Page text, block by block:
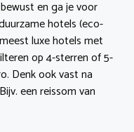
en ga je voor
hotels (eco-
luxe hotels met
op 4-sterren of 5-
Denk ook vast na
een reissom van